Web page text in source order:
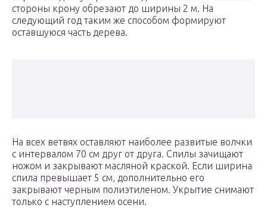
стороны крону обрезают до ширины 2 м. На
следующий год таким же способом формируют
оставшуюся часть дерева.
На всех ветвях оставляют наиболее развитые волчки
с интервалом 70 см друг от друга. Спилы зачищают
ножом и закрывают масляной краской. Если ширина
спила превышает 5 см, дополнительно его
закрывают черным полиэтиленом. Укрытие снимают
только с наступлением осени.